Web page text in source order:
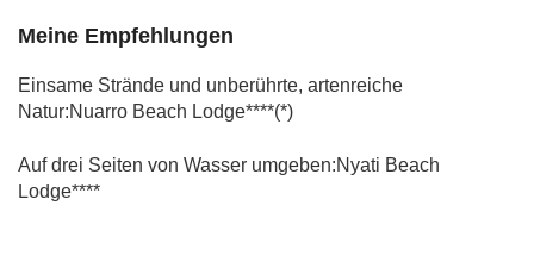
Meine Empfehlungen
Einsame Strände und unberührte, artenreiche
Natur:Nuarro Beach Lodge****(*)
Auf drei Seiten von Wasser umgeben:Nyati Beach
Lodge****